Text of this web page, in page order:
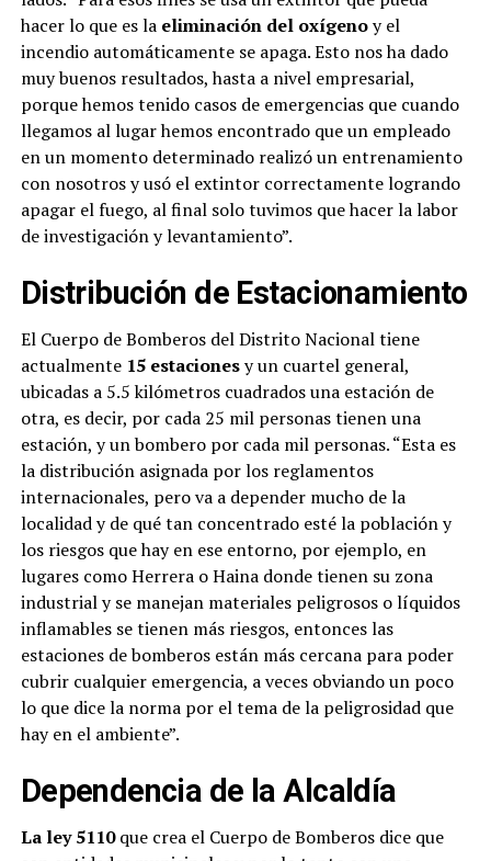
hacer lo que es la eliminación del oxígenoy el
incendio automáticamente se apaga. Esto nos ha dado
muy buenos resultados, hasta a nivel empresarial,
porque hemos tenido casos de emergencias que cuando
llegamos al lugar hemos encontrado que un empleado
en un momento determinado realizó un entrenamiento
con nosotros y usó el extintor correctamente logrando
apagar el fuego, al final solo tuvimos que hacer la labor
de investigación y levantamiento”.
Distribución de Estacionamiento
El Cuerpo de Bomberos del Distrito Nacional tiene
actualmente 15 estacionesy un cuartel general,
ubicadas a 5.5 kilómetros cuadrados una estación de
otra, es decir, por cada 25 mil personas tienen una
estación, y un bombero por cada mil personas. “Esta es
la distribución asignada por los reglamentos
internacionales, pero va a depender mucho de la
localidad y de qué tan concentrado esté la población y
los riesgos que hay en ese entorno, por ejemplo, en
lugares como Herrera o Haina donde tienen su zona
industrial y se manejan materiales peligrosos o líquidos
inflamables se tienen más riesgos, entonces las
estaciones de bomberos están más cercana para poder
cubrir cualquier emergencia, a veces obviando un poco
lo que dice la norma por el tema de la peligrosidad que
hay en el ambiente”.
Dependencia de la Alcaldía
La ley 5110que crea el Cuerpo de Bomberos dice que